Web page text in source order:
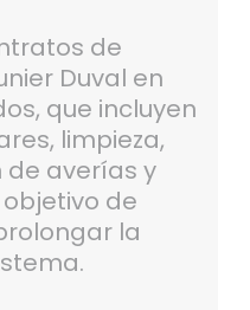
de
Duval en
que incluyen
limpieza,
averías y
de
la